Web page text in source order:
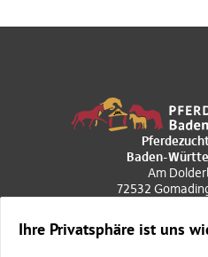
Baden-
Am
72532
Ihre Privatsphäre ist uns